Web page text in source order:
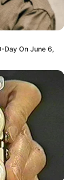
Day On June 6,